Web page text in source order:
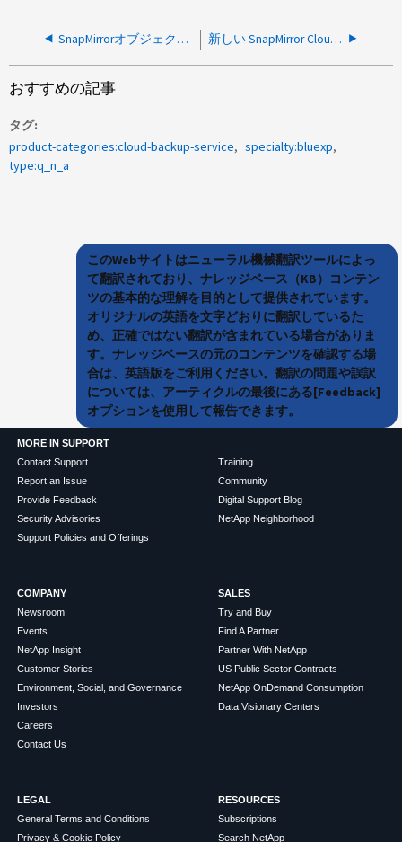
SnapMirrorオブジェクトストアを削除した後で、CloudManagerで再作成できます 新しい SnapMirror Cloud 関係で、古い SnapMirror のバックアップを表示できますか？
おすすめの記事
タグ
product-categories:cloud-backup-service
specialty:bluexp
type:q_n_a
このWebサイトはニューラル機械翻訳ツールによっ
て翻訳されており、ナレッジベース（KB）コンテン
ツの基本的な理解を目的として提供されています。
オリジナルの英語を文字どおりに翻訳しているた
め、正確ではない翻訳が含まれている場合がありま
す。ナレッジベースの元のコンテンツを確認する場
合は、英語版をご利用ください。翻訳の問題や誤訳
については、アーティクルの最後にある[Feedback]
オプションを使用して報告できます。
MORE IN SUPPORT
Contact Support
Report an Issue
Provide Feedback
Security Advisories
Support Policies and Offerings
Training
Community
Digital Support Blog
NetApp Neighborhood
COMPANY
Newsroom
Events
NetApp Insight
Customer Stories
Environment, Social, and Governance
Investors
Careers
Contact Us
SALES
Try and Buy
Find A Partner
Partner With NetApp
US Public Sector Contracts
NetApp OnDemand Consumption
Data Visionary Centers
LEGAL
General Terms and Conditions
Privacy & Cookie Policy
RESOURCES
Subscriptions
Search NetApp